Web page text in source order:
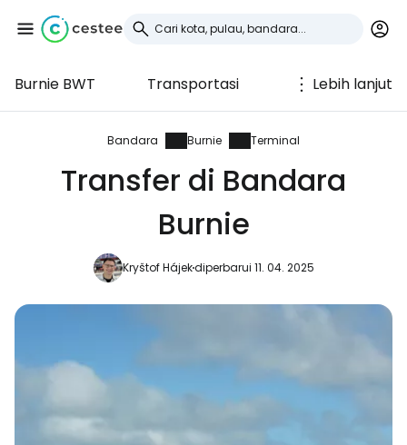
Burnie BWT Transportasi Lebih lanjut
Bandara Burnie Terminal
Transfer di Bandara
Burnie
Kryštof Hájekdiperbarui 11. 04. 2025
Masuk ke Cestee
... komunitas perjalanan di seluruh dunia
Lanjutkan dengan Facebook